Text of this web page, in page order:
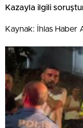
Kazayla ilgili
Kaynak: İhlas Haber